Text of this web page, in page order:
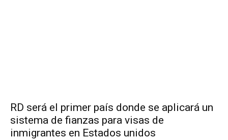
RD será el primer país donde se aplicará un
sistema de fianzas para visas de
inmigrantes en Estados unidos